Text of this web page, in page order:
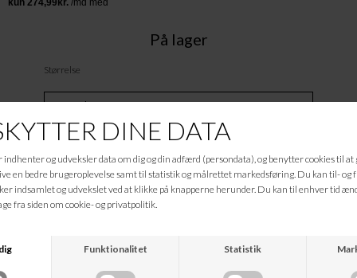
På lager
Størrelse
Tilføj til Ønskeskyen
95 % Bomuld, 3,5 % Polyester, 1,5 % Elastan